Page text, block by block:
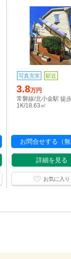
写真充実 駅近
3.8万円
常磐線/北小金駅 徒
1K/18.63㎡
お問合せする（
詳細を見る
お気に入り